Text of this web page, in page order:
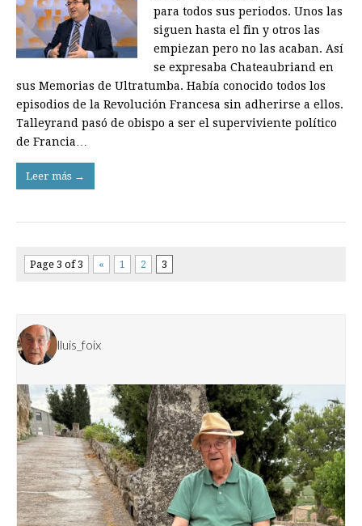
para todos sus periodos. Unos las
siguen hasta el fin y otros las
empiezan pero no las acaban. Así
se expresaba Chateaubriand en
sus Memorias de Ultratumba. Había conocido todos los
episodios de la Revolución Francesa sin adherirse a ellos.
Talleyrand pasó de obispo a ser el superviviente político
de Francia…
Leer más →
Page 3 of 3 « 1 2 3
lluis_foix